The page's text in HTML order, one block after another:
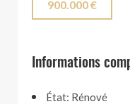
900.000 €
Informations
État: Rénové